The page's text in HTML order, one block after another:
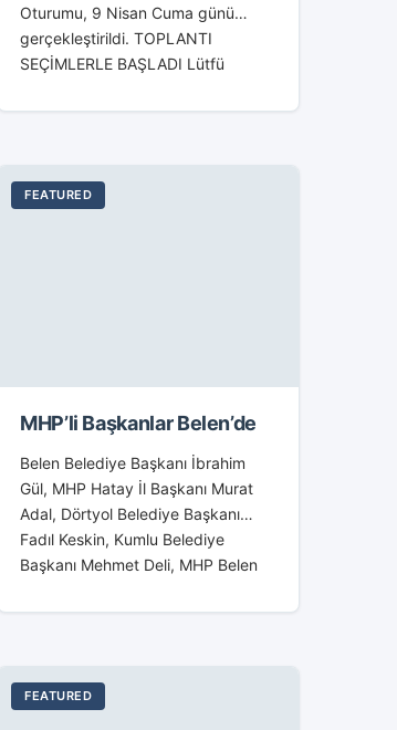
Oturumu, 9 Nisan Cuma günü
gerçekleştirildi. TOPLANTI
SEÇİMLERLE BAŞLADI Lütfü
toplantıda ilk olarak bir sonraki
FEATURED
MHP’li Başkanlar Belen’de
Belen Belediye Başkanı İbrahim
Gül, MHP Hatay İl Başkanı Murat
Adal, Dörtyol Belediye Başkanı
Fadıl Keskin, Kumlu Belediye
Başkanı Mehmet Deli, MHP Belen
MHP Belen Kadın...
FEATURED